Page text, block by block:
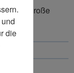
die
vor große